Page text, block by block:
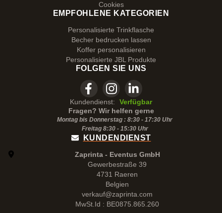
Cookies
EMPFOHLENE KATEGORIEN
Personalisierte Trinkflasche
Becher bedrucken lassen
Koffer personalisieren
Personalisierte JBL Produkte
FOLGEN SIE UNS
Kundendienst:
Verfügbar
Fragen? Wir helfen gerne
Montag bis Donnerstag : 8:30 - 17:30 Uhr
Freitag 8:30 - 15:30Uhr
KUNDENDIENST
Zaprinta - Eventus GmbH
Gewerbestraße 39
4731 Raeren
Belgien
verkauf@zaprinta.com
MwSt.Id : BE0875.865.260